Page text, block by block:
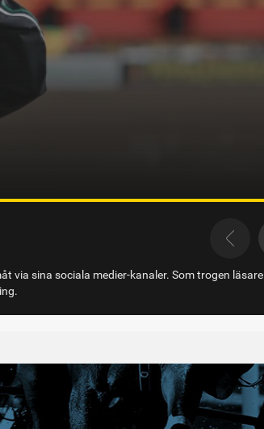
via sina sociala medier-kanaler. Som trogen läsare